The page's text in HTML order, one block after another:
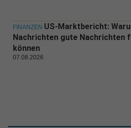
FINANZEN US-Marktbericht:
Nachrichten gute Nachrichten
können
07.08.2026